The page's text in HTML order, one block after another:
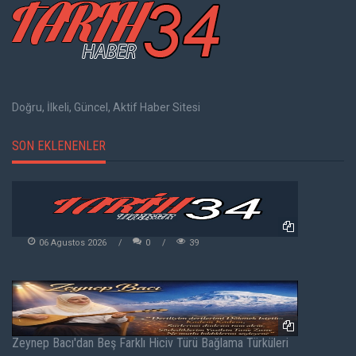
Doğru, İlkeli, Güncel, Aktif Haber Sitesi
SON EKLENENLER
06 Agustos 2026 0 39
Zeynep Bacı'dan Beş Farklı Hiciv Türü Bağlama Türküleri